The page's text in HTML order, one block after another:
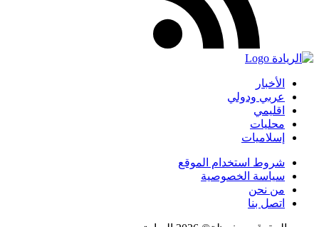
الأخبار
عربي ودولي
اقليمي
محليات
إسلاميات
شروط استخدام الموقع
سياسة الخصوصية
من نحن
اتصل بنا